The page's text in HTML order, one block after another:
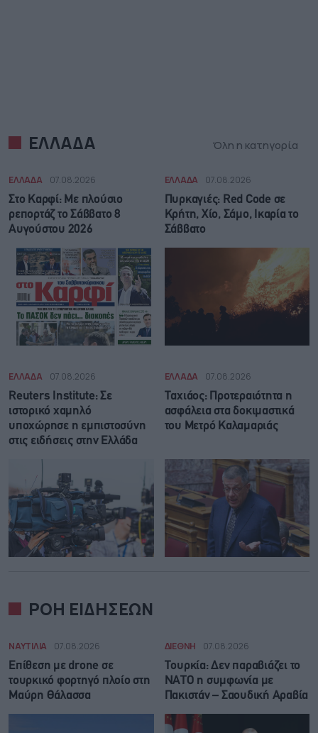
ΕΛΛΑΔΑ Όλη η κατηγορία
ΕΛΛΑΔΑ 07.08.2026
Στο Καρφί: Με πλούσιο
ρεπορτάζ το Σάββατο 8
Αυγούστου 2026
ΕΛΛΑΔΑ 07.08.2026
Πυρκαγιές: Red Code σε
Κρήτη, Χίο, Σάμο, Ικαρία το
Σάββατο
ΕΛΛΑΔΑ 07.08.2026
Reuters Institute: Σε
ιστορικό χαμηλό
υποχώρησε η εμπιστοσύνη
στις ειδήσεις στην Ελλάδα
ΕΛΛΑΔΑ 07.08.2026
Ταχιάος: Προτεραιότητα η
ασφάλεια στα δοκιμαστικά
του Μετρό Καλαμαριάς
ΡΟΗ ΕΙΔΗΣΕΩΝ
ΝΑΥΤΙΛΙΑ 07.08.2026
Επίθεση με drone σε
τουρκικό φορτηγό πλοίο στη
Μαύρη Θάλασσα
ΔΙΕΘΝΗ 07.08.2026
Τουρκία: Δεν παραβιάζει το
ΝΑΤΟ η συμφωνία με
Πακιστάν – Σαουδική Αραβία